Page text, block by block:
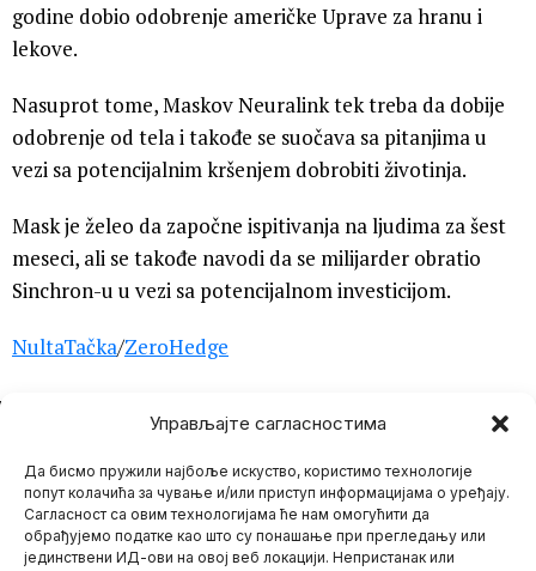
Управљајте сагласностима
Да бисмо пружили најбоље искуство, користимо технологије
попут колачића за чување и/или приступ информацијама о уређају.
Сагласност са овим технологијама ће нам омогућити да
обрађујемо податке као што су понашање при прегледању или
јединствени ИД-ови на овој веб локацији. Непристанак или
godine dobio odobrenje američke Uprave za hranu i
lekove.
Nasuprot tome, Maskov Neuralink tek treba da dobije
odobrenje od tela i takođe se suočava sa pitanjima u
vezi sa potencijalnim kršenjem dobrobiti životinja.
Mask je želeo da započne ispitivanja na ljudima za šest
meseci, ali se takođe navodi da se milijarder obratio
Sinchron-u u vezi sa potencijalnom investicijom.
NultaTačka/ZeroHedge
Mario Bojić
VAZDUŠNE NAPADE
NA SOMALIJU!
Pentagon je potvrdio da
je predsednik SAD-a,
Džosef Bajden izveo